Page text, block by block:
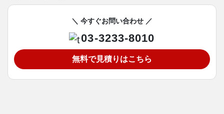
＼ 今すぐお問い合わせ ／
03-3233-8010
無料で見積りはこちら